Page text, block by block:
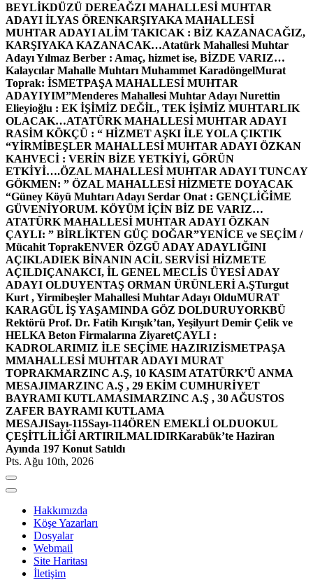
BEYLİKDÜZÜ DEREAĞZI MAHALLESİ MUHTAR
ADAYI İLYAS ÖRENKARŞIYAKA MAHALLESİ
MUHTAR ADAYI ALİM TAKICAK : BİZ KAZANACAĞIZ,
KARŞIYAKA KAZANACAK…Atatürk Mahallesi Muhtar
Adayı Yılmaz Berber : Amaç, hizmet ise, BİZDE VARIZ…
Kalaycılar Mahalle Muhtarı Muhammet KaradöngelMurat
Toprak: İSMETPAŞA MAHALLESİ MUHTAR
ADAYIYIM”Menderes Mahallesi Muhtar Adayı Nurettin
Elieyioğlu : EK İŞİMİZ DEĞİL, TEK İŞİMİZ MUHTARLIK
OLACAK…ATATÜRK MAHALLESİ MUHTAR ADAYI
RASİM KÖKÇÜ : “ HİZMET AŞKI İLE YOLA ÇIKTIK
“YİRMİBEŞLER MAHALLESİ MUHTAR ADAYI ÖZKAN
KAHVECİ : VERİN BİZE YETKİYİ, GÖRÜN
ETKİYİ….ÖZAL MAHALLESİ MUHTAR ADAYI TUNCAY
GÖKMEN: ” ÖZAL MAHALLESİ HİZMETE DOYACAK
“Güney Köyü Muhtarı Adayı Serdar Onat : GENÇLİĞİME
GÜVENİYORUM. KÖYÜM İÇİN BİZ DE VARIZ…
ATATÜRK MAHALLESİ MUHTAR ADAYI ÖZKAN
ÇAYLI: ” BİRLİKTEN GÜÇ DOĞAR”YENİCE ve SEÇİM /
Mücahit ToprakENVER ÖZGÜ ADAY ADAYLIĞINI
AÇIKLADIEK BİNANIN ACİL SERVİSİ HİZMETE
AÇILDIÇANAKCI, İL GENEL MECLİS ÜYESİ ADAY
ADAYI OLDUYENTAŞ ORMAN ÜRÜNLERİ A.ŞTurgut
Kurt , Yirmibeşler Mahallesi Muhtar Adayı OlduMURAT
KARAGÜL İŞ YAŞAMINDA GÖZ DOLDURUYORKBÜ
Rektörü Prof. Dr. Fatih Kırışık’tan, Yeşilyurt Demir Çelik ve
HELKA Beton Firmalarına ZiyaretÇAYLI :
KADROLARIMIZ İLE SEÇİME HAZIRIZİSMETPAŞA
MMAHALLESİ MUHTAR ADAYI MURAT
TOPRAKMARZINC A.Ş, 10 KASIM ATATÜRK’Ü ANMA
MESAJIMARZINC A.Ş , 29 EKİM CUMHURİYET
BAYRAMI KUTLAMASIMARZINC A.Ş , 30 AĞUSTOS
ZAFER BAYRAMI KUTLAMA
MESAJISayı-115Sayı-114ÖREN EMEKLİ OLDUOKUL
ÇEŞİTLİLİĞİ ARTIRILMALIDIRKarabük’te Haziran
Ayında 197 Konut Satıldı
Pts. Ağu 10th, 2026
Hakkımızda
Köşe Yazarları
Dosyalar
Webmail
Site Haritası
İletişim